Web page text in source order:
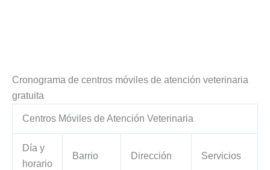
Cronograma de centros móviles de atención veterinaria
gratuita
Centros Móviles de Atención Veterinaria
Día y
horario
Barrio Dirección Servicios